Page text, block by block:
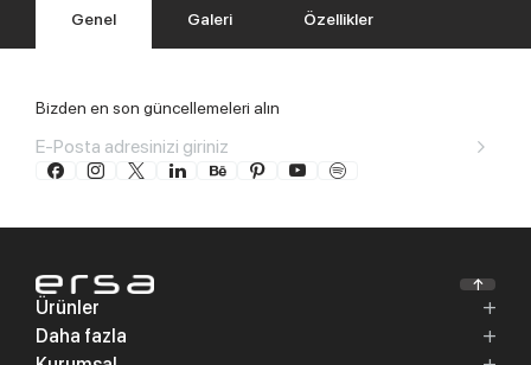
Genel Galeri Özellikler
Bizden en son güncellemeleri alın
Ürünler
Daha fazla